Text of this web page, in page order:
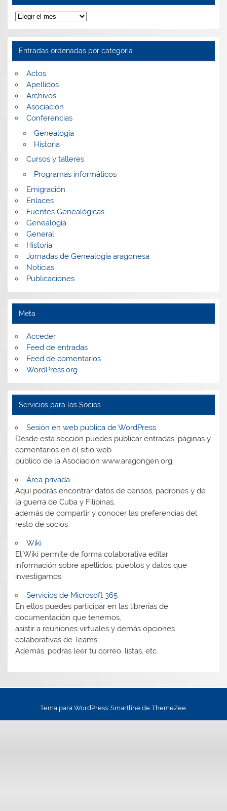
Entradas
ordenadas
por
fecha
Entradas ordenadas por categoría
Actos
Apellidos
Archivos
Asociación
Conferencias
Genealogía
Historia
Cursos y talleres
Programas informáticos
Emigración
Enlaces
Fuentes Genealógicas
Genealogía
General
Historia
Jornadas de Genealogía aragonesa
Noticias
Publicaciones
Meta
Acceder
Feed de entradas
Feed de comentarios
WordPress.org
Servicios para los Socios
Sesión en web pública de WordPress
Desde esta sección puedes publicar entradas, páginas y
comentarios en el sitio web
público de la Asociación www.aragongen.org.
Área privada
Aquí podrás encontrar datos de censos, padrones y de
la guerra de Cuba y Filipinas,
además de compartir y conocer las preferencias del
resto de socios
Wiki
El Wiki permite de forma colaborativa editar
información sobre apellidos, pueblos y datos que
investigamos.
Servicios de Microsoft 365
En ellos puedes participar en las librerías de
documentación que tenemos,
asistir a reuniones virtuales y demás opciones
colaborativas de Teams.
Además, podrás leer tu correo, listas, etc.
Tema para WordPress: Smartline de ThemeZee.